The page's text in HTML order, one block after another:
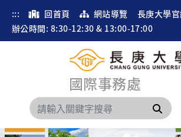
::: 回首頁 網站導覽 長庚大學
辦公時間: 8:30-12:30 & 13:00-17:00
國際事務處
搜尋